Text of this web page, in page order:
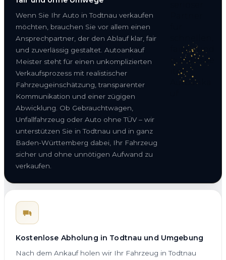
Wenn Sie Ihr Auto in Todtnau verkaufen
möchten, brauchen Sie vor allem einen
Ansprechpartner, der den Ablauf klar, fair
und zuverlässig gestaltet. Autoankauf
Meister steht für einen unkomplizierten
Verkaufsprozess mit realistischer
Fahrzeugeinschätzung, transparenter
Kommunikation und einer zügigen
Abwicklung. Ob Gebrauchtwagen,
Unfallfahrzeug oder Auto ohne TÜV – wir
unterstützen Sie in Todtnau und in ganz
Baden-Württemberg dabei, Ihr Fahrzeug
sicher und ohne unnötigen Aufwand zu
verkaufen.
Kostenlose Abholung in Todtnau und Umgebung
Nach dem Ankauf holen wir Ihr Fahrzeug in Todtnau